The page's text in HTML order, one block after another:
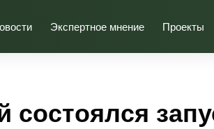
Экспертное мнение Проекты
состоялся